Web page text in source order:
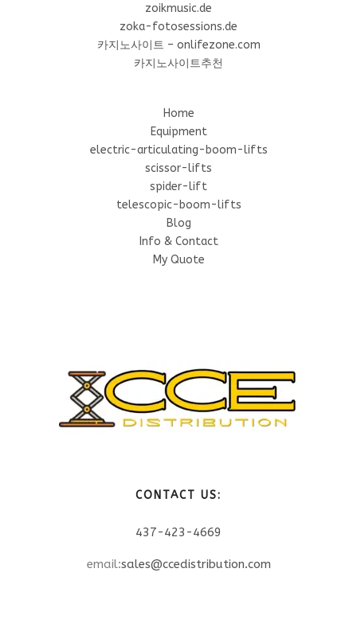
zoikmusic.de
zoka-fotosessions.de
카지노사이트 – onlifezone.com
카지노사이트추천
Home
Equipment
electric-articulating-boom-lifts
scissor-lifts
spider-lift
telescopic-boom-lifts
Blog
Info & Contact
My Quote
CONTACT US:
437-423-4669
email:sales@ccedistribution.com